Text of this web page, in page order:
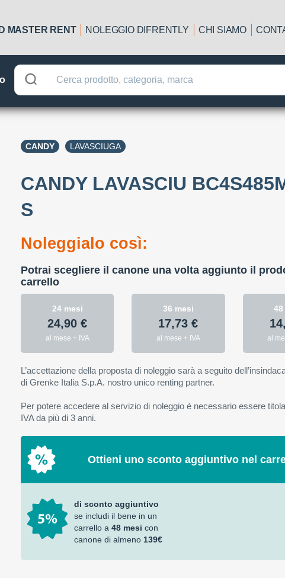
MASTER RENT NOLEGGIO DIFRENTLY CHI SIAMO
CANDY LAVASCIUGA
CANDY LAVASCIU
S
Noleggialo così:
Potrai scegliere il canone una volta aggiunto il
carrello
24 mesi
24,90 €
al mese + IVA
36 mesi
17,73 €
al mese + IVA al
L’accettazione della proposta di noleggio sarà a seguito
di Grenke Italia S.p.A. nostro unico renting partner.
Per potere accedere al servizio di noleggio è necessario essere
IVA da più di 3 anni.
Ottieni uno sconto aggiuntivo nel
di sconto aggiuntivo
se includi il bene in un
carrello a 48 mesi con
canone di almeno 139€